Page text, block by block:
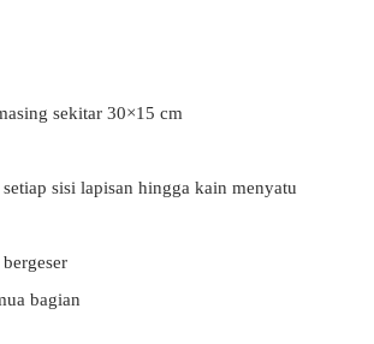
sekitar 30×15 cm
sisi lapisan hingga kain menyatu
bagian